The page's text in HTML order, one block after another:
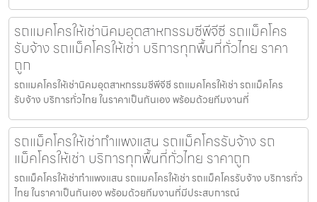
รถแมคโครให้เช่านิคมอุตสาหกรรมซีพีจีซี รถแม็คโคร
รับจ้าง รถแม็คโครให้เช่า บริการทุกพื้นที่ทั่วไทย ราคา
ถูก
รถแมคโครให้เช่านิคมอุตสาหกรรมซีพีจีซี รถแมคโครให้เช่า รถแม็คโคร
รับจ้าง บริการทั่วไทย ในราคาเป็นกันเอง พร้อมด้วยทีมงานที่
รถแม็คโครให้เช่ากำแพงแสน รถแม็คโครรับจ้าง รถ
แม็คโครให้เช่า บริการทุกพื้นที่ทั่วไทย ราคาถูก
รถแม็คโครให้เช่ากำแพงแสน รถแมคโครให้เช่า รถแม็คโครรับจ้าง บริการทั่ว
ไทย ในราคาเป็นกันเอง พร้อมด้วยทีมงานที่มีประสบการณ์